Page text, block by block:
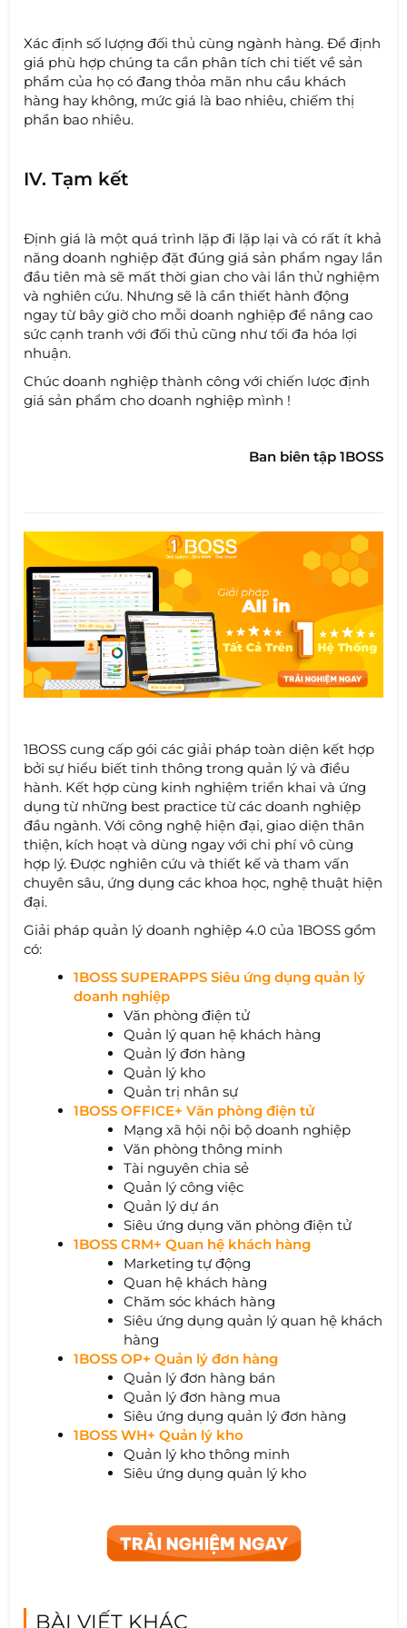
Xác định số lượng đối thủ cùng ngành hàng. Để định
giá phù hợp chúng ta cần phân tích chi tiết về sản
phẩm của họ có đang thỏa mãn nhu cầu khách
hàng hay không, mức giá là bao nhiêu, chiếm thị
phần bao nhiêu.
IV. Tạm kết
Định giá là một quá trình lặp đi lặp lại và có rất ít khả
năng doanh nghiệp đặt đúng giá sản phẩm ngay lần
đầu tiên mà sẽ mất thời gian cho vài lần thử nghiệm
và nghiên cứu. Nhưng sẽ là cần thiết hành động
ngay từ bây giờ cho mỗi doanh nghiệp để nâng cao
sức cạnh tranh với đối thủ cũng như tối đa hóa lợi
nhuận.
Chúc doanh nghiệp thành công với chiến lược định
giá sản phẩm cho doanh nghiệp mình !
Ban biên tập 1BOSS
1BOSS cung cấp gói các giải pháp toàn diện kết hợp
bởi sự hiểu biết tinh thông trong quản lý và điều
hành. Kết hợp cùng kinh nghiệm triển khai và ứng
dụng từ những best practice từ các doanh nghiệp
đầu ngành. Với công nghệ hiện đại, giao diện thân
thiện, kích hoạt và dùng ngay với chi phí vô cùng
hợp lý. Được nghiên cứu và thiết kế và tham vấn
chuyên sâu, ứng dụng các khoa học, nghệ thuật hiện
đại.
Giải pháp quản lý doanh nghiệp 4.0 của 1BOSS gồm
có:
1BOSS SUPERAPPS Siêu ứng dụng quản lý
doanh nghiệp
Văn phòng điện tử
Quản lý quan hệ khách hàng
Quản lý đơn hàng
Quản lý kho
Quản trị nhân sự
1BOSS OFFICE+ Văn phòng điện tử
Mạng xã hội nội bộ doanh nghiệp
Văn phòng thông minh
Tài nguyên chia sẻ
Quản lý công việc
Quản lý dự án
Siêu ứng dụng văn phòng điện tử
1BOSS CRM+ Quan hệ khách hàng
Marketing tự động
Quan hệ khách hàng
Chăm sóc khách hàng
Siêu ứng dụng quản lý quan hệ khách
hàng
1BOSS OP+ Quản lý đơn hàng
Quản lý đơn hàng bán
Quản lý đơn hàng mua
Siêu ứng dụng quản lý đơn hàng
1BOSS WH+ Quản lý kho
Quản lý kho thông minh
Siêu ứng dụng quản lý kho
BÀI VIẾT KHÁC